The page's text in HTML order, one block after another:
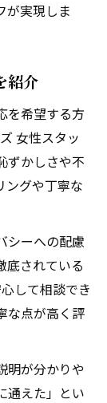
が実現しま
紹介
を希望する方
女性スタッ
ずかしさや不
ングや丁寧な
シーへの配慮
底されている
して相談でき
な点が高く評
明が分かりや
通えた」とい